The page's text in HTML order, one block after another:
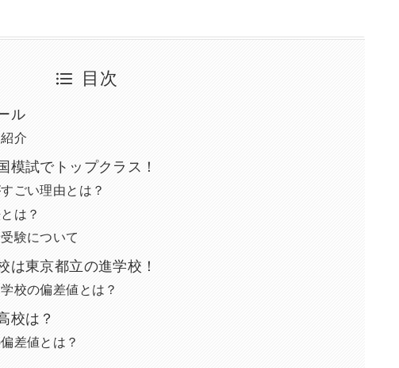
目次
ル
介
模試でトップクラス！
ごい理由とは？
は？
験について
は東京都立の進学校！
校の偏差値とは？
校は？
差値とは？